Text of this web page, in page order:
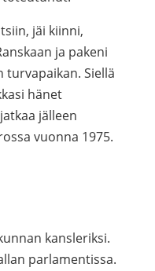
jäi kiinni,
ja pakeni
turvapaikan. Siellä
hänet
jälleen
vuonna 1975.
kansleriksi.
parlamentissa.